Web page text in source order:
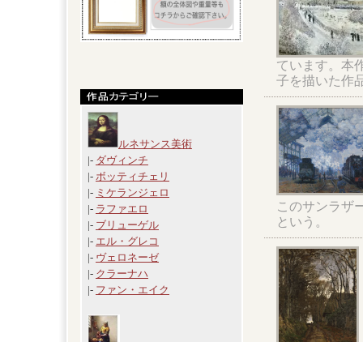
ルネサンス美術
|- ダヴィンチ
|- ボッティチェリ
|- ミケランジェロ
|- ラファエロ
|- ブリューゲル
|- エル・グレコ
|- ヴェロネーゼ
|- クラーナハ
|- ファン・エイク
ています。本
子を描いた作
このサンラザ
という。